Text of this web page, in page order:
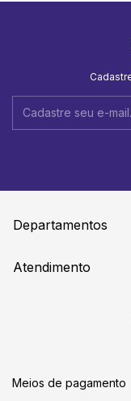
Departamentos
Atendimento
Meios de pagamento